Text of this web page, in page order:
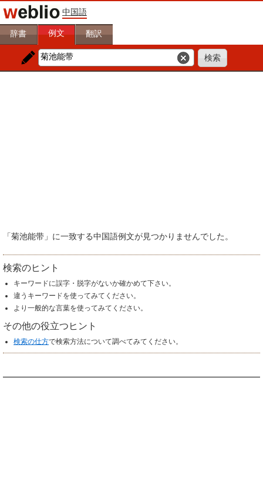
中国語
辞書 例文 翻訳
「菊池能带」に一致する中国語例文が見つかりませんでした。
検索のヒント
キーワードに誤字・脱字がないか確かめて下さい。
違うキーワードを使ってみてください。
より一般的な言葉を使ってみてください。
その他の役立つヒント
検索の仕方で検索方法について調べてみてください。